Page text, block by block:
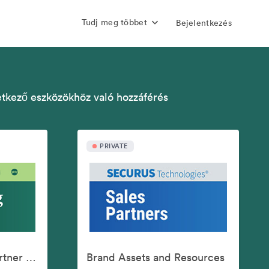
Tudj meg többet Bejelentkezés
eszközökhöz való hozzáférés
Aventiv Marketing Partner Assets
PRIVATE
Brand Assets and Resources